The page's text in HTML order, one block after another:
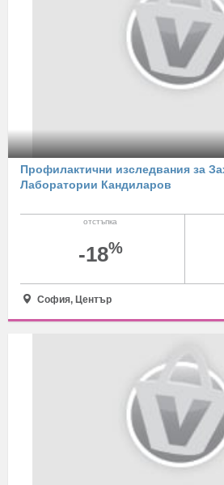
Профилактични изследвания за
Лаборатории Кандиларов
отстъпка
-18%
София, Център